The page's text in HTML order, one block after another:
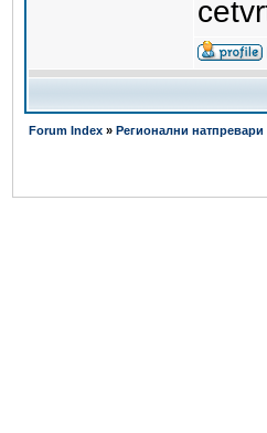
Forum Index » Регионални натпревари